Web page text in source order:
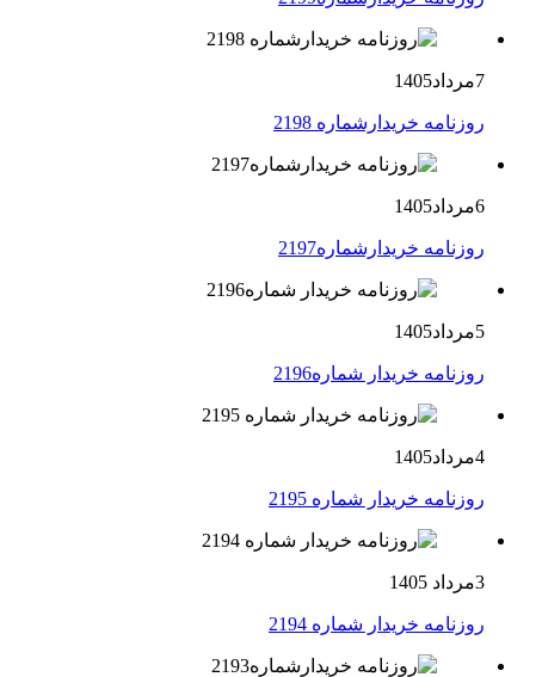
7مرداد1405
روزنامه خریدارشماره 2198
6مرداد1405
روزنامه خریدارشماره2197
5مرداد1405
روزنامه خریدار شماره2196
4مرداد1405
روزنامه خریدار شماره 2195
3مرداد 1405
روزنامه خریدار شماره 2194